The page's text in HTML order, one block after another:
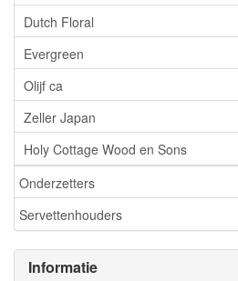
Dutch Floral
Evergreen
Olijf ca
Zeller Japan
Holy Cottage Wood en Sons
Onderzetters
Servettenhouders
Informatie